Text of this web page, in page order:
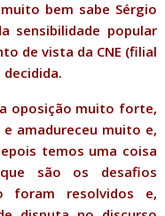
bem sabe Sérgio
sensibilidade popular
de vista da CNE (filial
decidida.
oposição muito forte,
amadureceu muito e,
temos uma coisa
são os desafios
foram resolvidos e,